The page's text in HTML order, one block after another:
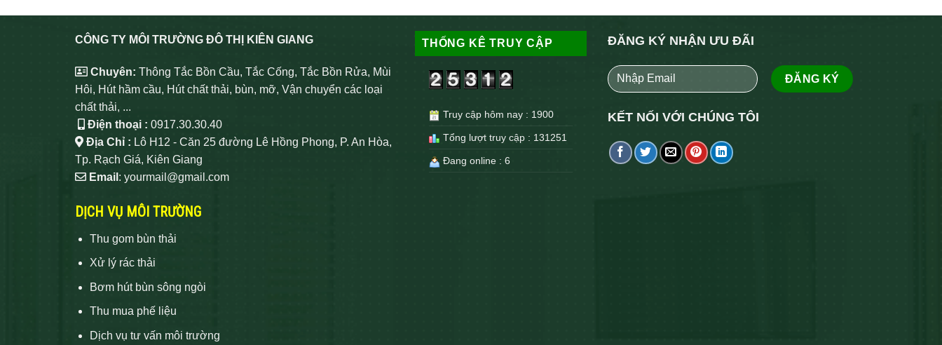
CÔNG TY MÔI TRƯỜNG ĐÔ THỊ KIÊN GIANG
Chuyên: Thông Tắc Bồn Cầu, Tắc Cống, Tắc Bồn Rửa, Mùi
Hôi, Hút hầm cầu, Hút chất thải, bùn, mỡ, Vận chuyển các loại
chất thải, ...
Điện thoại : 0917.30.30.40
Địa Chỉ : Lô H12 - Căn 25 đường Lê Hồng Phong, P. An Hòa,
Tp. Rạch Giá, Kiên Giang
Email : yourmail@gmail.com
DỊCH VỤ MÔI TRƯỜNG
Thu gom bùn thải
Xử lý rác thải
Bơm hút bùn sông ngòi
Thu mua phế liệu
Dịch vụ tư vấn môi trường
THỐNG KÊ TRUY CẬP
Truy cập hôm nay : 1900
Tổng lượt truy cập : 131251
Đang online : 6
ĐĂNG KÝ NHẬN ƯU ĐÃI
KẾT NỐI VỚI CHÚNG TÔI